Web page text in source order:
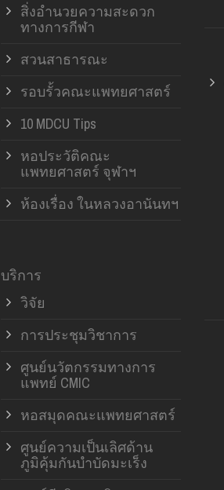
สิ่งอำนวยความสะดวก
ทางการกีฬา
สวนสาธารณะ
รอบรั้วคณะแพทยศาสตร์
10 MDCU Tips
หอประวัติคณะ
แพทยศาสตร์ จุฬาฯ
ห้องเรื่อง ในหลวงอานันทฯ
บริการ
วิจัย
การประชุมวิชาการ
ศูนย์นวัตกรรมทางการ
แพทย์ CMIC
หอสมุดคณะแพทยศาสตร์
ศูนย์ความเป็นเลิศด้าน
ภูมิคุ้มกันบำบัดมะเร็ง